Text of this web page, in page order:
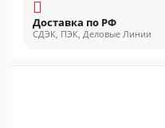
Доставка по РФ
СДЭК, ПЭК, Деловые Линии